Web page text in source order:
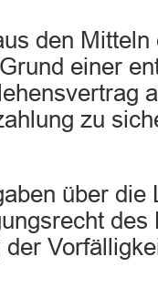
den
einer
zu
über die